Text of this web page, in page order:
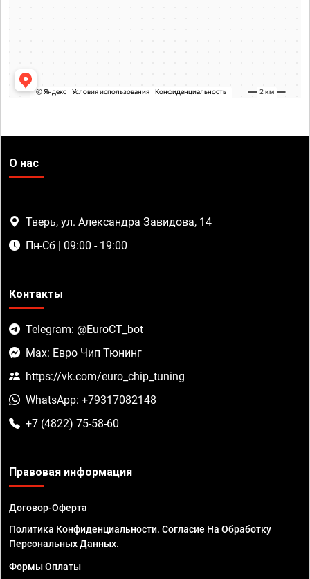
О нас
Тверь, ул. Александра Завидова, 14
Пн-Сб | 09:00 - 19:00
Контакты
Telegram: @EuroCT_bot
Max: Евро Чип Тюнинг
https://vk.com/euro_chip_tuning
WhatsApp: +79317082148
+7 (4822) 75-58-60
Правовая информация
Договор-Оферта
Политика Конфиденциальности. Согласие На Обработку
Персональных Данных.
Формы Оплаты